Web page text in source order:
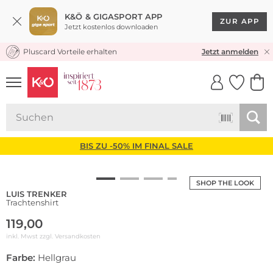
K&Ö & GIGASPORT APP
Jetzt kostenlos downloaden
ZUR APP
KOSTENLOSER VERSAND* & RÜCKVERSAND
Pluscard Vorteile erhalten Jetzt anmelden
UNSERE APP
CLICK &
BIS ZU -50% IM FINAL SALE
SHOP THE LOOK
LUIS TRENKER
Trachtenshirt
119,00
inkl. Mwst zzgl. Versandkosten
Farbe: Hellgrau